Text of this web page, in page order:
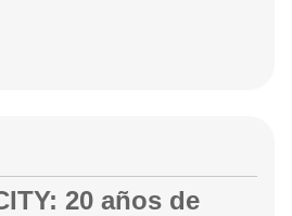
20 años de